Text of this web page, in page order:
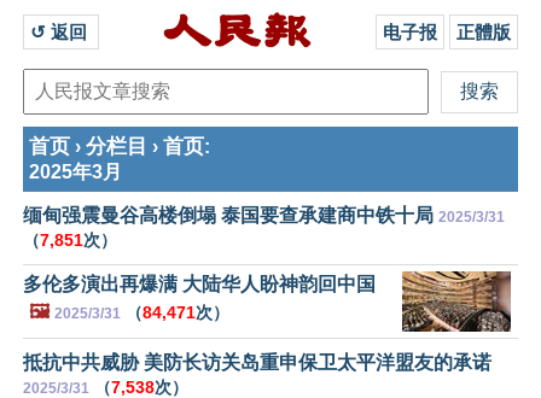
↺ 返回 电子报 正體版
首页 › 分栏目 › 首页:
2025年3月
缅甸强震曼谷高楼倒塌 泰国要查承建商中铁十局 2025/3/31
（7,851次）
多伦多演出再爆满 大陆华人盼神韵回中国
🖼️ 2025/3/31 （84,471次）
抵抗中共威胁 美防长访关岛重申保卫太平洋盟友的承诺
2025/3/31 （7,538次）